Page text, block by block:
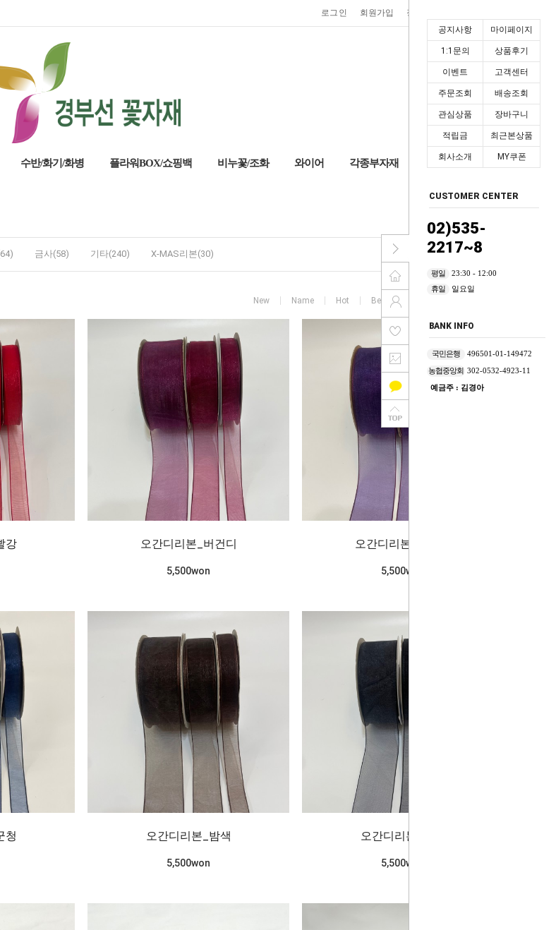
공지사항 마이페이지
1:1문의 상품후기
이벤트 고객센터
주문조회 배송조회
관심상품 장바구니
적립금 최근본상품
회사소개 MY쿠폰
CUSTOMER CENTER
02)535-
2217~8
평일
23:30 - 12:00
휴일
일요일
BANK INFO
국민은행
496501-01-149472
농협중앙회 302-0532-4923-11
예금주 : 김경아
로그인 회원가입 장바구니
수반/화기/화병 플라워BOX/쇼핑백 비누꽃/조화 와이어 각종부자재
HOME>포장리본
금사(58) 기타(240) X-MAS리본(30)
New Name Hot Best
강 오간디리본_버건디
5,500won
오간디리본_포도주
5,500won
청 오간디리본_밤색
5,500won
오간디리본_검정
5,500won